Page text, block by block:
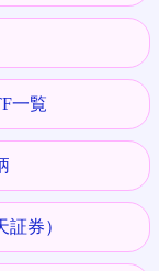
一覧
券）